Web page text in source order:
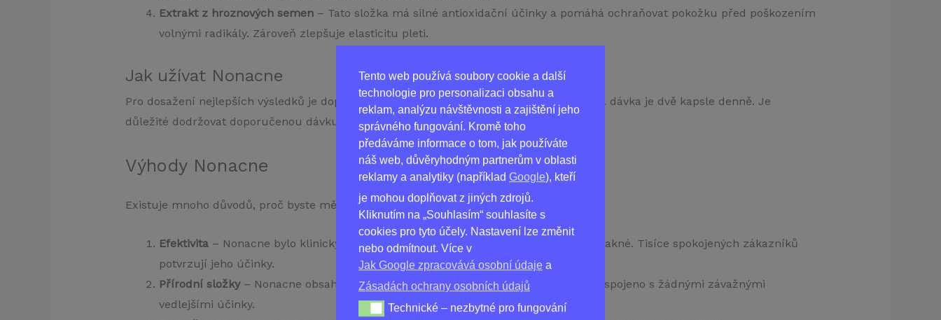
Tento web používá soubory cookie a další
technologie pro personalizaci obsahu a
reklam, analýzu návštěvnosti a zajištění jeho
správného fungování. Kromě toho
předáváme informace o tom, jak používáte
náš web, důvěryhodným partnerům v oblasti
reklamy a analytiky (například Google), kteří
je mohou doplňovat z jiných zdrojů.
Kliknutím na „Souhlasím“ souhlasíte s
cookies pro tyto účely. Nastavení lze změnit
nebo odmítnout. Více v
Jak Google zpracovává osobní údaje a
Zásadách ochrany osobních údajů
Technické – nezbytné pro fungování webu
Technické – nezbytné pro fungování
Extrakt z hroznových semen– Tato složka má silné antioxidační účinky a pomáhá ochraňovat pokožku před poškozením
volnými radikály. Zároveň zlepšuje elasticitu pleti.
Jak užívat Nonacne
Pro dosažení nejlepších výsledků je doporučeno užívat Nonacne pravidelně. Doporučená dávka je dvě kapsle denně. Je
důležité dodržovat doporučenou dávku a nepřekračovat ji.
Výhody Nonacne
Existuje mnoho důvodů, proč byste měli zvážit užívání Nonacne, pokud trpíte akné:
Efektivita– Nonacne bylo klinicky testováno a prokázalo svou účinnost v boji proti akné. Tisíce spokojených zákazníků
potvrzují jeho účinky.
Přírodní složky– Nonacne obsahuje pouze přírodní složky, což znamená, že není spojeno s žádnými závažnými
vedlejšími účinky.